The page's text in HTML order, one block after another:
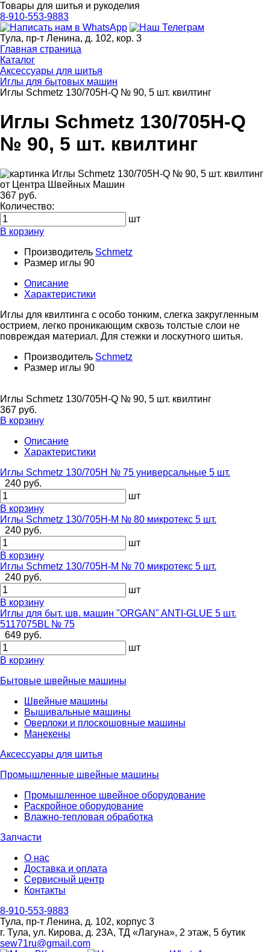
Товары для шитья и рукоделия
8-910-553-9883
Тула, пр-т Ленина, д. 102, кор. 3
Главная страница
Каталог
Аксессуары для шитья
Иглы для бытовых машин
Иглы Schmetz 130/705H-Q № 90, 5 шт. квилтинг
Иглы Schmetz 130/705H-Q
№ 90, 5 шт. квилтинг
367 руб.
Количество:
шт
В корзину
Производитель Schmetz
Размер иглы 90
Описание
Характеристики
Иглы для квилтинга с особо тонким, слегка закругленным
острием, легко проникающим сквозь толстые слои не
повреждая материал. Для стежки и лоскутного шитья.
Производитель Schmetz
Размер иглы 90
Иглы Schmetz 130/705H-Q № 90, 5 шт. квилтинг
367 руб.
В корзину
Описание
Характеристики
Иглы Schmetz 130/705H № 75 универсальные 5 шт.
240 руб.
шт
В корзину
Иглы Schmetz 130/705H-M № 80 микротекс 5 шт.
240 руб.
шт
В корзину
Иглы Schmetz 130/705H-M № 70 микротекс 5 шт.
240 руб.
шт
В корзину
Иглы для быт. шв. машин "ORGAN" ANTI-GLUE 5 шт.
5117075BL № 75
649 руб.
шт
В корзину
Бытовые швейные машины
Швейные машины
Вышивальные машины
Оверлоки и плоскошовные машины
Манекены
Аксессуары для шитья
Промышленные швейные машины
Промышленное швейное оборудование
Раскройное оборудование
Влажно-тепловая обработка
Запчасти
О нас
Доставка и оплата
Сервисный центр
Контакты
8-910-553-9883
Тула, пр-т Ленина, д. 102, корпус 3
г. Тула, ул. Кирова, д. 23А, ТД «Лагуна», 2 этаж, 5 бутик
sew71ru@gmail.com